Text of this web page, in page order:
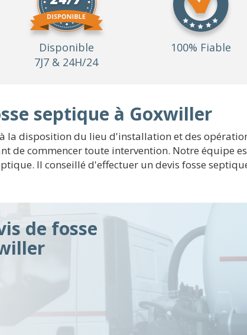
Disponible
7J7 & 24H/24
100% Fiable
septique à Goxwiller
disposition du lieu d'installation et des
de commencer toute intervention. Notre équipe
Il conseillé d'effectuer un devis fosse
de fosse